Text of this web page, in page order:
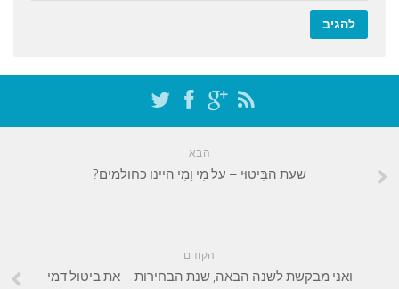
הבא
שעת הבִּיטוּי – על מִי וָמִי היינו כחולמים?
הקודם
ואני מבקשת לשנה הבאה, שנת הבחירות – את ביטול דמי